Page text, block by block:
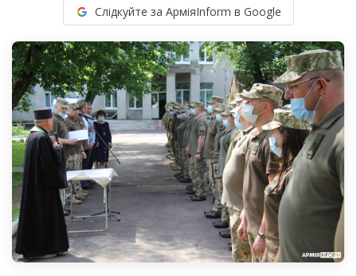
Слідкуйте за АрміяInform в Google